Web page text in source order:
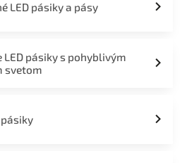
LED pásiky a pásy
LED pásiky s pohyblivým
svetom
pásiky